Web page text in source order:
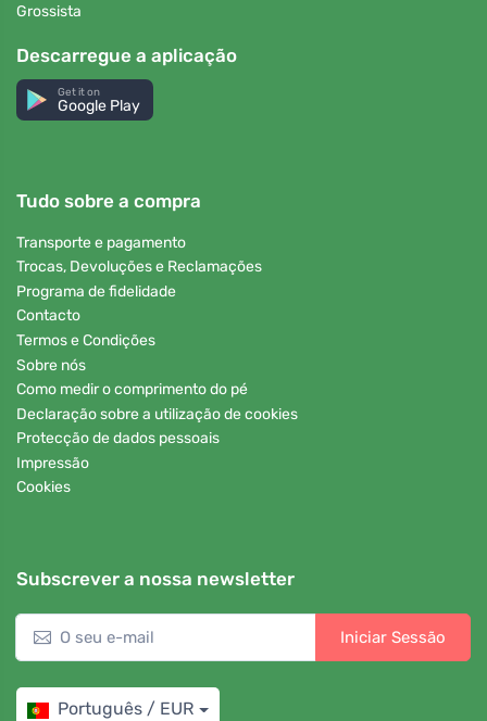
Grossista
Descarregue a aplicação
Get it on
Google Play
Tudo sobre a compra
Transporte e pagamento
Trocas, Devoluções e Reclamações
Programa de fidelidade
Contacto
Termos e Condições
Sobre nós
Como medir o comprimento do pé
Declaração sobre a utilização de cookies
Protecção de dados pessoais
Impressão
Cookies
Subscrever a nossa newsletter
Iniciar Sessão
Português / EUR